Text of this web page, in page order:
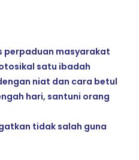
perpaduan masyarakat
satu ibadah
niat dan cara betul
hari, santuni orang
tidak salah guna